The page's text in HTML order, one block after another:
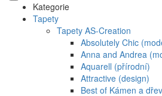
Kategorie
Tapety
Tapety AS-Creation
Absolutely Chic
Anna and Andrea
Aquarell (přírodní)
Attractive (design)
Best of Kámen a